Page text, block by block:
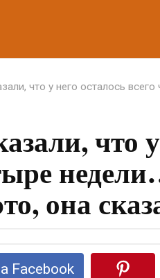
что у него осталось
что
она
Facebook